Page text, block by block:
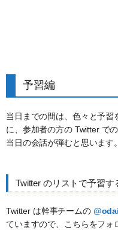
予習編
当日までの間は、色々と予
に、参加者の方の Twitter で
当日の会話が弾むと思います。
Twitter のリストで予習す
Twitter は幹事チームの
ていますので、こちらをフォ